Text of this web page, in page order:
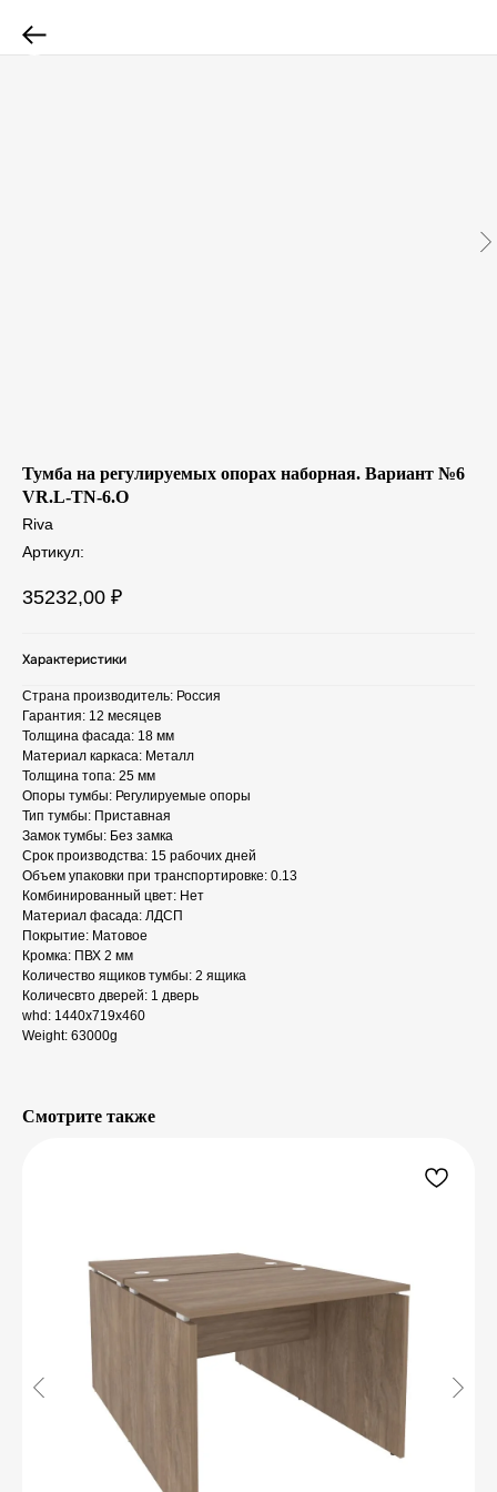
Тумба на регулируемых опорах наборная. Вариант №6
VR.L-TN-6.O
Riva
Артикул:
35232,00 ₽
Характеристики
Страна производитель: Россия
Гарантия: 12 месяцев
Толщина фасада: 18 мм
Материал каркаса: Металл
Толщина топа: 25 мм
Опоры тумбы: Регулируемые опоры
Тип тумбы: Приставная
Замок тумбы: Без замка
Срок производства: 15 рабочих дней
Объем упаковки при транспортировке: 0.13
Комбинированный цвет: Нет
Материал фасада: ЛДСП
Покрытие: Матовое
Кромка: ПВХ 2 мм
Количество ящиков тумбы: 2 ящика
Количесвто дверей: 1 дверь
whd: 1440x719x460
Weight: 63000g
Смотрите также